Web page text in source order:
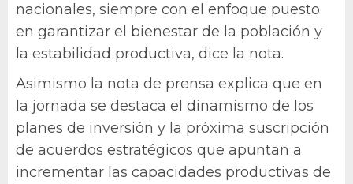
nacionales, siempre con el enfoque puesto
en garantizar el bienestar de la población y
la estabilidad productiva, dice la nota.
Asimismo la nota de prensa explica que en
la jornada se destaca el dinamismo de los
planes de inversión y la próxima suscripción
de acuerdos estratégicos que apuntan a
incrementar las capacidades productivas de